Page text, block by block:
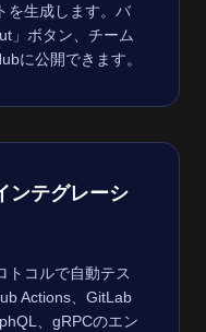
を生成します。バ
」ボタン、チーム
に公開できます。
ンテグレーシ
トコルで自動テス
Actions、GitLab
、gRPCのエン